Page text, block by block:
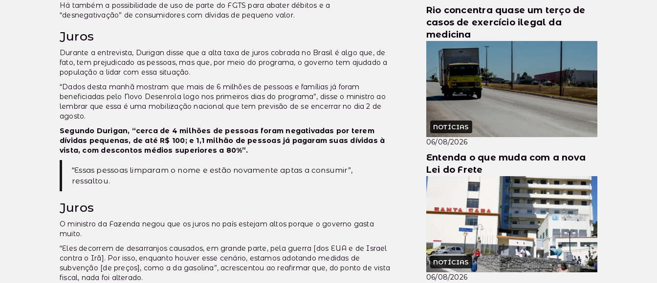
Há também a possibilidade de uso de parte do FGTS para abater débitos e a
“desnegativação” de consumidores com dívidas de pequeno valor.
Juros
Durante a entrevista, Durigan disse que a alta taxa de juros cobrada no Brasil é algo que, de
fato, tem prejudicado as pessoas, mas que, por meio do programa, o governo tem ajudado a
população a lidar com essa situação.
“Dados desta manhã mostram que mais de 6 milhões de pessoas e famílias já foram
beneficiadas pelo Novo Desenrola logo nos primeiros dias do programa”, disse o ministro ao
lembrar que essa é uma mobilização nacional que tem previsão de se encerrar no dia 2 de
agosto.
Segundo Durigan, “cerca de 4 milhões de pessoas foram negativadas por terem
dívidas pequenas, de até R$ 100; e 1,1 milhão de pessoas já pagaram suas dívidas à
vista, com descontos médios superiores a 80%”.
“Essas pessoas limparam o nome e estão novamente aptas a consumir”,
ressaltou.
Juros
O ministro da Fazenda negou que os juros no país estejam altos porque o governo gasta
muito.
“Eles decorrem de desarranjos causados, em grande parte, pela guerra [dos EUA e de Israel
contra o Irã]. Por isso, enquanto houver esse cenário, estamos adotando medidas de
subvenção [de preços], como a da gasolina”, acrescentou ao reafirmar que, do ponto de vista
fiscal, nada foi alterado.
Rio concentra quase um terço de
casos de exercício ilegal da
medicina
NOTÍCIAS
06/08/2026
Entenda o que muda com a nova
Lei do Frete
NOTÍCIAS
06/08/2026